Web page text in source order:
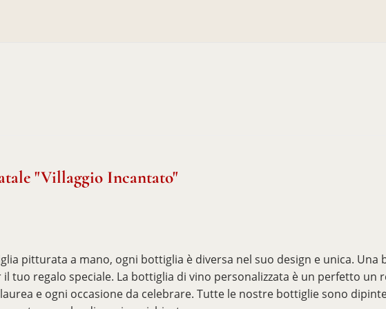
"Villaggio Incantato"
pitturata a mano, ogni bottiglia è diversa nel suo design e unica. Una
tuo regalo speciale. La bottiglia di vino personalizzata è un perfetto un
e ogni occasione da celebrare. Tutte le nostre bottiglie sono